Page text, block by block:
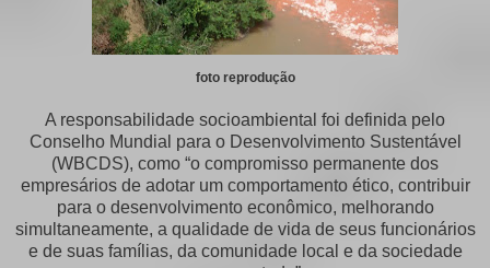
foto reprodução
A responsabilidade socioambiental foi definida pelo
Conselho Mundial para o Desenvolvimento Sustentável
(WBCDS), como “o compromisso permanente dos
empresários de adotar um comportamento ético, contribuir
para o desenvolvimento econômico, melhorando
simultaneamente, a qualidade de vida de seus funcionários
e de suas famílias, da comunidade local e da sociedade